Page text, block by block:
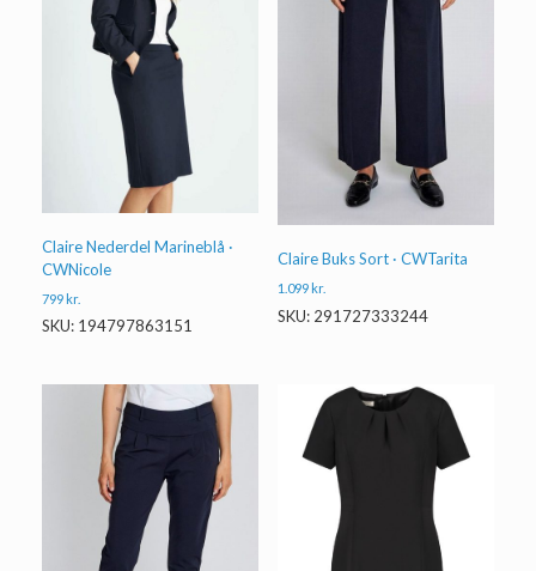
Claire Nederdel Marineblå ·
CWNicole
799kr.
SKU: 194797863151
Claire Buks Sort · CWTarita
1.099kr.
SKU: 291727333244